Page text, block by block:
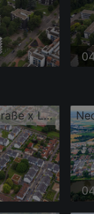
Mannheimer Straße x Liselottestr